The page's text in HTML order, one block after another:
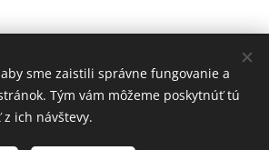
5, Nitra949 01
Cookies
sme zaistili správne fungovanie a
Tým vám môžeme poskytnúť tú
ich návštevy.